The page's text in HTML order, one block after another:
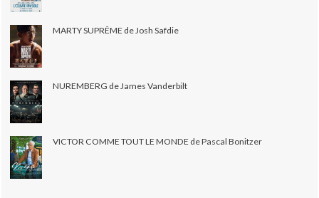
MARTY SUPRÊME de Josh Safdie
NUREMBERG de James Vanderbilt
VICTOR COMME TOUT LE MONDE de Pascal Bonitzer